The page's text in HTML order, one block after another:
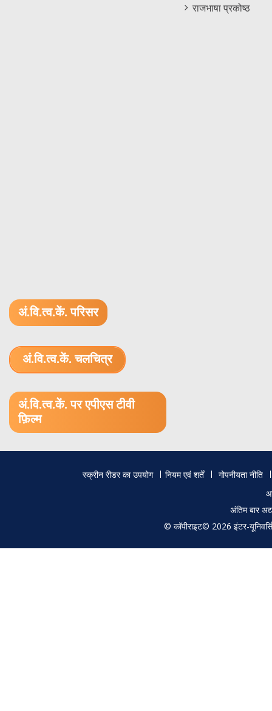
राजभाषा प्रकोष्ठ
अं.वि.त्व.कें. परिसर
अं.वि.त्व.कें. चलचित्र
अं.वि.त्व.कें. पर एपीएस टीवी
फ़िल्म
स्क्रीन रीडर का उपयोग नियम एवं शर्तें
गोपनीयता नीति
अंतिम बार
© कॉपीराइट© 2026 इंटर-